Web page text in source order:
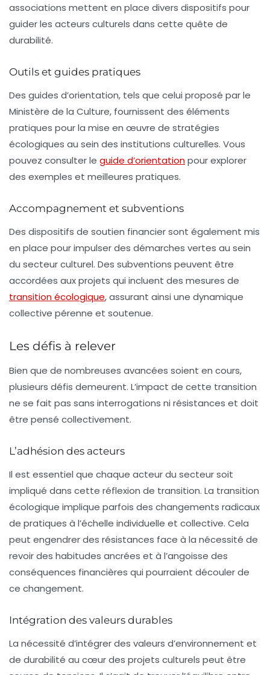
associations mettent en place divers dispositifs pour
guider les acteurs culturels dans cette quête de
durabilité.
Outils et guides pratiques
Des guides d’orientation, tels que celui proposé par le
Ministère de la Culture, fournissent des éléments
pratiques pour la mise en œuvre de stratégies
écologiques au sein des institutions culturelles. Vous
pouvez consulter le guide d’orientationpour explorer
des exemples et meilleures pratiques.
Accompagnement et subventions
Des dispositifs de soutien financiersont également mis
en place pour impulser des démarches vertes au sein
du secteur culturel. Des subventions peuvent être
accordées aux projets qui incluent des mesures de
transition écologique, assurant ainsi une dynamique
collective pérenne et soutenue.
Les défis à relever
Bien que de nombreuses avancées soient en cours,
plusieurs défis demeurent. L’impact de cette transition
ne se fait pas sans interrogations ni résistances et doit
être pensé collectivement.
L’adhésion des acteurs
Il est essentiel que chaque acteur du secteur soit
impliqué dans cette réflexion de transition. La transition
écologique implique parfois des changements radicaux
de pratiques à l’échelle individuelle et collective. Cela
peut engendrer des résistances face à la nécessité de
revoir des habitudes ancrées et à l’angoisse des
conséquences financières qui pourraient découler de
ce changement.
Intégration des valeurs durables
La nécessité d’intégrer des valeurs d’environnement et
de durabilité au cœur des projets culturels peut être